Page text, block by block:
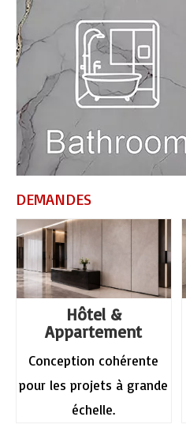
DEMANDES
Hôtel &
Appartement
Conception cohérente
pour les projets à grande
échelle.